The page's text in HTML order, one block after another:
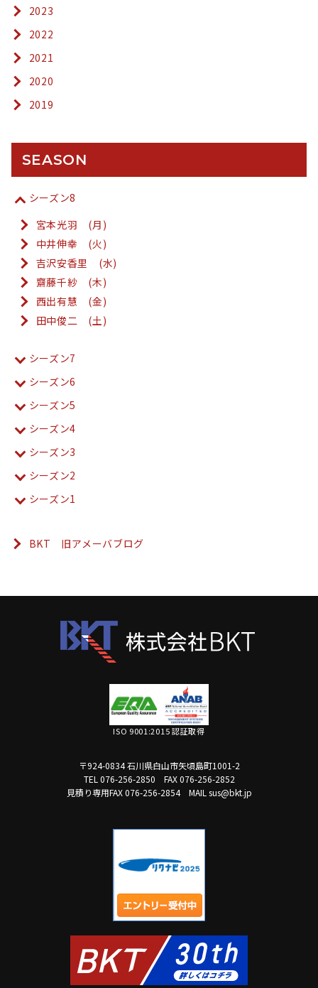
2023
2022
2021
2020
2019
SEASON
シーズン8
宮本光羽 (月)
中井伸幸 (火)
吉沢安香里 (水)
齋藤千紗 (木)
西出有慧 (金)
田中俊二 (土)
シーズン7
シーズン6
シーズン5
シーズン4
シーズン3
シーズン2
シーズン1
BKT 旧アメーバブログ
ISO 9001:2015 認証取得
〒924-0834 石川県白山市矢頃島町1001-2
TEL 076-256-2850
FAX 076-256-2852
見積り専用FAX 076-256-2854
MAIL sus@bkt.jp